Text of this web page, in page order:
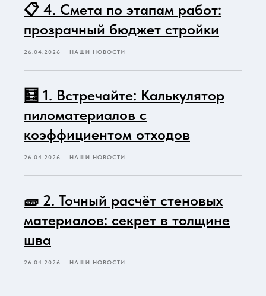
📋 4. Смета по этапам работ:
прозрачный бюджет стройки
26.04.2026 НАШИ НОВОСТИ
🧮 1. Встречайте: Калькулятор
пиломатериалов с
коэффициентом отходов
26.04.2026 НАШИ НОВОСТИ
🧱 2. Точный расчёт стеновых
материалов: секрет в толщине
шва
26.04.2026 НАШИ НОВОСТИ